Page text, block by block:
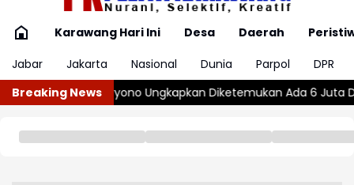
Karawang Hari Ini Desa Daerah
Jabar
Jakarta Nasional Dunia Parpol
DPR
Breaking News
Ungkapkan Diketemukan Ada 6 Juta Data Ganda Siswa